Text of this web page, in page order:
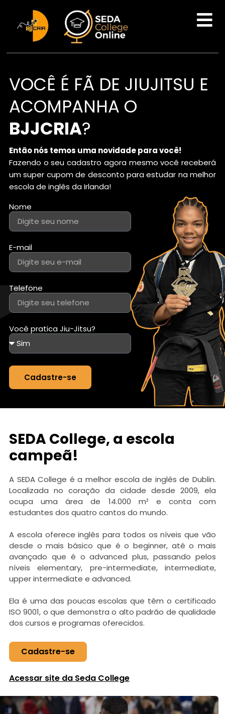
VOCÊ É FÃ DE JIUJITSU E
ACOMPANHA O
BJJCRIA?
Então nós temos uma novidade para você!
Fazendo o seu cadastro agora mesmo você receberá
um super cupom de desconto para estudar na melhor
escola de inglês da Irlanda!
Nome
E-mail
Telefone
Você pratica Jiu-Jitsu?
Cadastre-se
SEDA College, a escola
campeã!
A SEDA College é a melhor escola de inglês de Dublin.
Localizada no coração da cidade desde 2009, ela
ocupa uma área de 14.000 m² e conta com
estudantes dos quatro cantos do mundo.
A escola oferece inglês para todos os níveis que vão
desde o mais básico que é o beginner, até o mais
avançado que é o advanced plus, passando pelos
níveis elementary, pre-intermediate, intermediate,
upper intermediate e advanced.
Ela é uma das poucas escolas que têm o certificado
ISO 9001, o que demonstra o alto padrão de qualidade
dos cursos e programas oferecidos.
Cadastre-se
Acessar site da Seda College